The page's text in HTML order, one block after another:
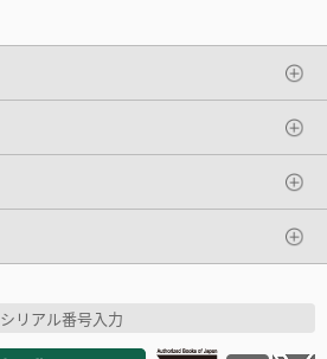
シリアル番号入力